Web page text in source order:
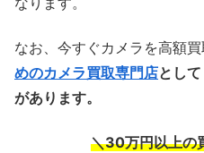
なお、今すぐカメラを高額
めのカメラ買取専門店とし
があります。
＼30万円以上の